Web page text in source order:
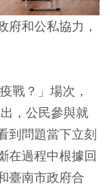
府和公私協力，
戰？」場次，
，公民參與就
到問題當下立刻
在過程中根據回
臺南市政府合